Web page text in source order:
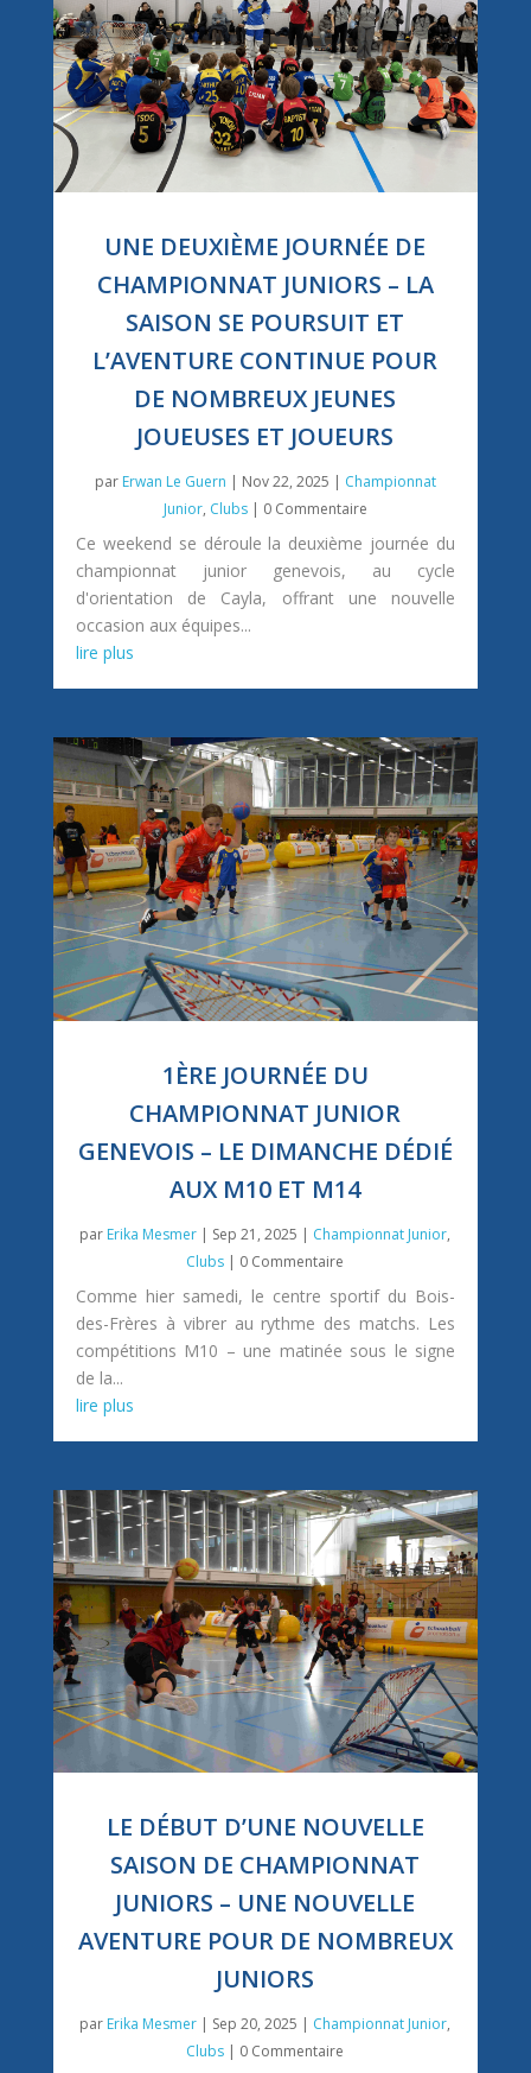
UNE DEUXIÈME JOURNÉE DE
CHAMPIONNAT JUNIORS – LA
SAISON SE POURSUIT ET
L’AVENTURE CONTINUE POUR
DE NOMBREUX JEUNES
JOUEUSES ET JOUEURS
par Erwan Le Guern | Nov 22, 2025 | Championnat
Junior, Clubs| 0 Commentaire
Ce weekend se déroule la deuxième journée du
championnat junior genevois, au cycle
d'orientation de Cayla, offrant une nouvelle
occasion aux équipes...
lire plus
1ÈRE JOURNÉE DU
CHAMPIONNAT JUNIOR
GENEVOIS – LE DIMANCHE DÉDIÉ
AUX M10 ET M14
par Erika Mesmer | Sep 21, 2025 | Championnat Junior,
Clubs | 0 Commentaire
Comme hier samedi, le centre sportif du Bois-
des-Frères à vibrer au rythme des matchs. Les
compétitions M10 – une matinée sous le signe
de la...
lire plus
LE DÉBUT D’UNE NOUVELLE
SAISON DE CHAMPIONNAT
JUNIORS – UNE NOUVELLE
AVENTURE POUR DE NOMBREUX
JUNIORS
par Erika Mesmer | Sep 20, 2025 | Championnat Junior,
Clubs | 0 Commentaire